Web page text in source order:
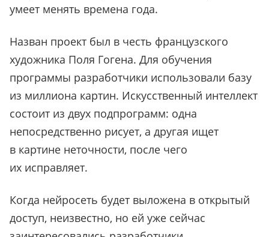
умеет менять времена года.
Назван проект был в честь французского
художника Поля Гогена. Для обучения
программы разработчики использовали базу
из миллиона картин. Искусственный интеллект
состоит из двух подпрограмм: одна
непосредственно рисует, а другая ищет
в картине неточности, после чего
их исправляет.
Когда нейросеть будет выложена в открытый
доступ, неизвестно, но ей уже сейчас